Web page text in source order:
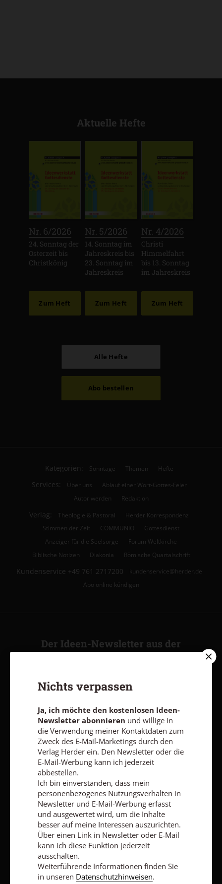
Aktuelle Hefte
Nr. 6/2026
24. Sonntag der
Osterzeit bis
Christkönig
Zum Heft
Nr. 5/2026
14. Sonntag im
Jahreskreis bis
23. Sonntag im
Jahreskreis
Zum Heft
Nr. 4/2026
Christi
Himmelfahrt
bis 13. Sonntag
im Jahreskreis
Zum Heft
Alle Hefte
Abo bestellen
Kategorien: Sonntage Themen Hefte
Services: Über uns
Ablauf einer Wort-Gottes-Feier
Autor werden
Redaktion
Verlag: Theologie & Pastoral
Herder Korrespondenz
Stimmen der Zeit
COMMUNIO
Gottesdienst
Anzeiger für die Seelsorge
Forum Weltkirche
Biblische Notizen
Diakonia Römische Quartalschrift
Kundenservice +49 761 2717200
kundenservice@herder.de
Abo online kündigen
Der Ideen-Newsletter aus der
Ideenwerkstatt
abonnierenund willige in die Verwendung meiner Kontaktdaten
Den Newsletter oder die E-Mail-Werbung kann ich jederzeit
abbestellen.
Ich bin einverstanden, dass mein personenbezogenes
Nutzungsverhalten in Newsletter und E-Mail-Werbung erfasst
und ausgewertet wird, um die Inhalte besser auf meine
Interessen auszurichten. Über einen Link in Newsletter oder E-
Mail kann ich diese Funktion jederzeit ausschalten.
Weiterführende Informationen finden Sie in unseren
Datenschutzhinweisen.
Jetzt anmelden
Nichts verpassen
Ja, ich möchte den kostenlosen Ideen-
Newsletter abonnieren und willige in
die Verwendung meiner Kontaktdaten zum
Zweck des E-Mail-Marketings durch den
Verlag Herder ein. Den Newsletter oder die
E-Mail-Werbung kann ich jederzeit
abbestellen.
Ich bin einverstanden, dass mein
personenbezogenes Nutzungsverhalten in
Newsletter und E-Mail-Werbung erfasst
und ausgewertet wird, um die Inhalte
besser auf meine Interessen auszurichten.
Über einen Link in Newsletter oder E-Mail
kann ich diese Funktion jederzeit
ausschalten.
Weiterführende Informationen finden Sie
in unseren Datenschutzhinweisen.